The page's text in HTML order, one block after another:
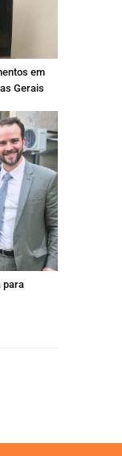
em
Gerais
para